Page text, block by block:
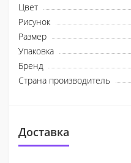
Цвет
Рисунок
Размер
Упаковка
Бренд
Страна производитель
Доставка